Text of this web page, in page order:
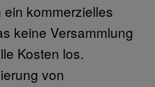
kommerzielles
keine Versammlung
Kosten los.
von